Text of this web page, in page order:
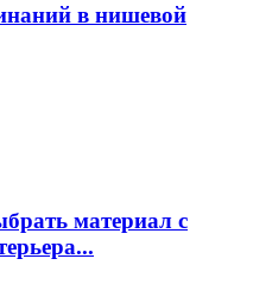
в нишевой
материал с